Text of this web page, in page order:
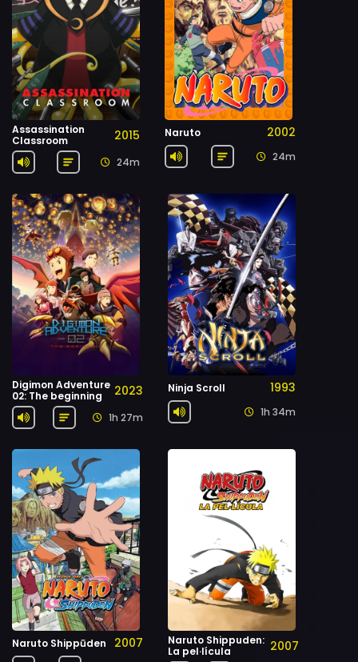
Assassination
Classroom
2015
24m
Naruto 2002
24m
Digimon Adventure
02: The beginning
2023
1h 27m
Ninja Scroll 1993
1h 34m
Naruto Shippūden 2007
Naruto Shippuden:
La pel·lícula
2007